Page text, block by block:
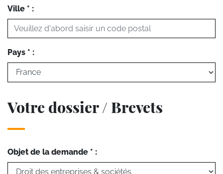
Ville * :
Pays * :
Votre dossier / Brevets
Objet de la demande * :